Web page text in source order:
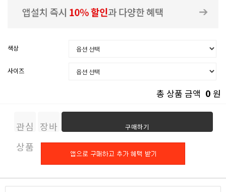
색상
사이즈
총 상품 금액 0 원
관심
상품
장바
구니
구매하기